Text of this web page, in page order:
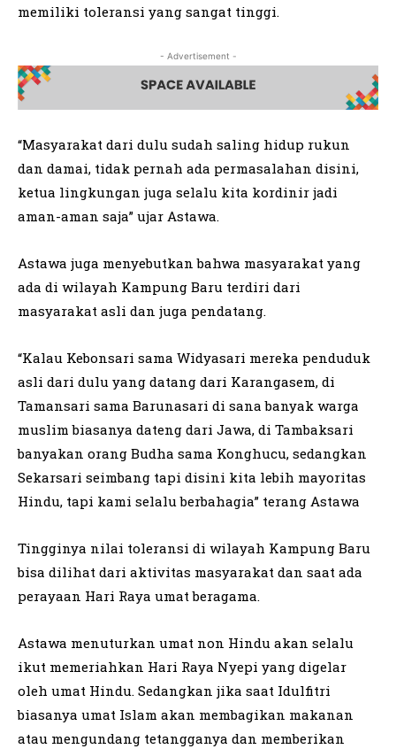
memiliki toleransi yang sangat tinggi.
- Advertisement -
“Masyarakat dari dulu sudah saling hidup rukun
dan damai, tidak pernah ada permasalahan disini,
ketua lingkungan juga selalu kita kordinir jadi
aman-aman saja” ujar Astawa.
Astawa juga menyebutkan bahwa masyarakat yang
ada di wilayah Kampung Baru terdiri dari
masyarakat asli dan juga pendatang.
“Kalau Kebonsari sama Widyasari mereka penduduk
asli dari dulu yang datang dari Karangasem, di
Tamansari sama Barunasari di sana banyak warga
muslim biasanya dateng dari Jawa, di Tambaksari
banyakan orang Budha sama Konghucu, sedangkan
Sekarsari seimbang tapi disini kita lebih mayoritas
Hindu, tapi kami selalu berbahagia” terang Astawa
Tingginya nilai toleransi di wilayah Kampung Baru
bisa dilihat dari aktivitas masyarakat dan saat ada
perayaan Hari Raya umat beragama.
Astawa menuturkan umat non Hindu akan selalu
ikut memeriahkan Hari Raya Nyepi yang digelar
oleh umat Hindu. Sedangkan jika saat Idulfitri
biasanya umat Islam akan membagikan makanan
atau mengundang tetangganya dan memberikan